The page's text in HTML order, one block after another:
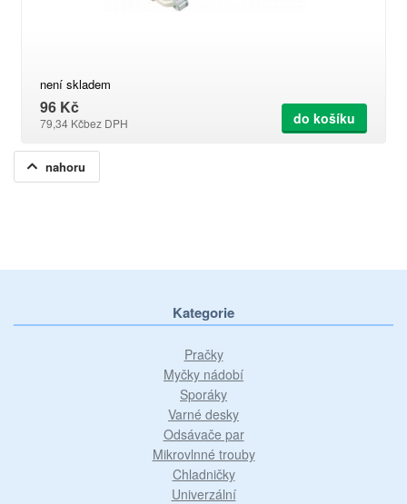
není skladem
96 Kč
79,34 Kčbez DPH do košíku
nahoru
Kategorie
Pračky
Myčky nádobí
Sporáky
Varné desky
Odsávače par
Mikrovlnné trouby
Chladničky
Univerzální